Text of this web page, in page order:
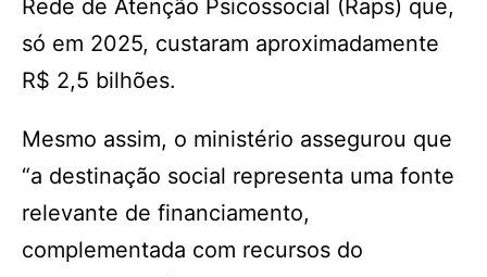
Rede de Atenção Psicossocial (Raps) que,
só em 2025, custaram aproximadamente
R$ 2,5 bilhões.
Mesmo assim, o ministério assegurou que
“a destinação social representa uma fonte
relevante de financiamento,
complementada com recursos do